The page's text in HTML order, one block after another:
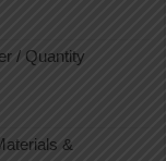
/ Quantity
&